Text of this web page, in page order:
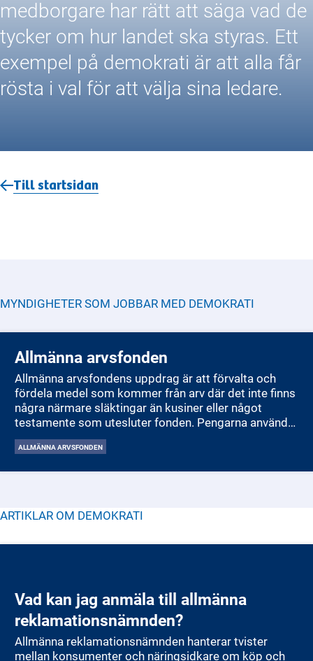
medborgare har rätt att säga vad de
tycker om hur landet ska styras. Ett
exempel på demokrati är att alla får
rösta i val för att välja sina ledare.
Till startsidan
MYNDIGHETER SOM JOBBAR MED DEMOKRATI
Allmänna arvsfonden
Allmänna arvsfondens uppdrag är att förvalta och
fördela medel som kommer från arv där det inte finns
några närmare släktingar än kusiner eller något
testamente som utesluter fonden. Pengarna används
för att finansiera projekt som främjar verksamheter
för barn, ungdomar och personer med
beslutar om fördelningen av stöd.
ALLMÄNNA ARVSFONDEN
ARTIKLAR OM DEMOKRATI
Vad kan jag anmäla till allmänna
reklamationsnämnden?
Allmänna reklamationsnämnden hanterar tvister
mellan konsumenter och näringsidkare om köp och